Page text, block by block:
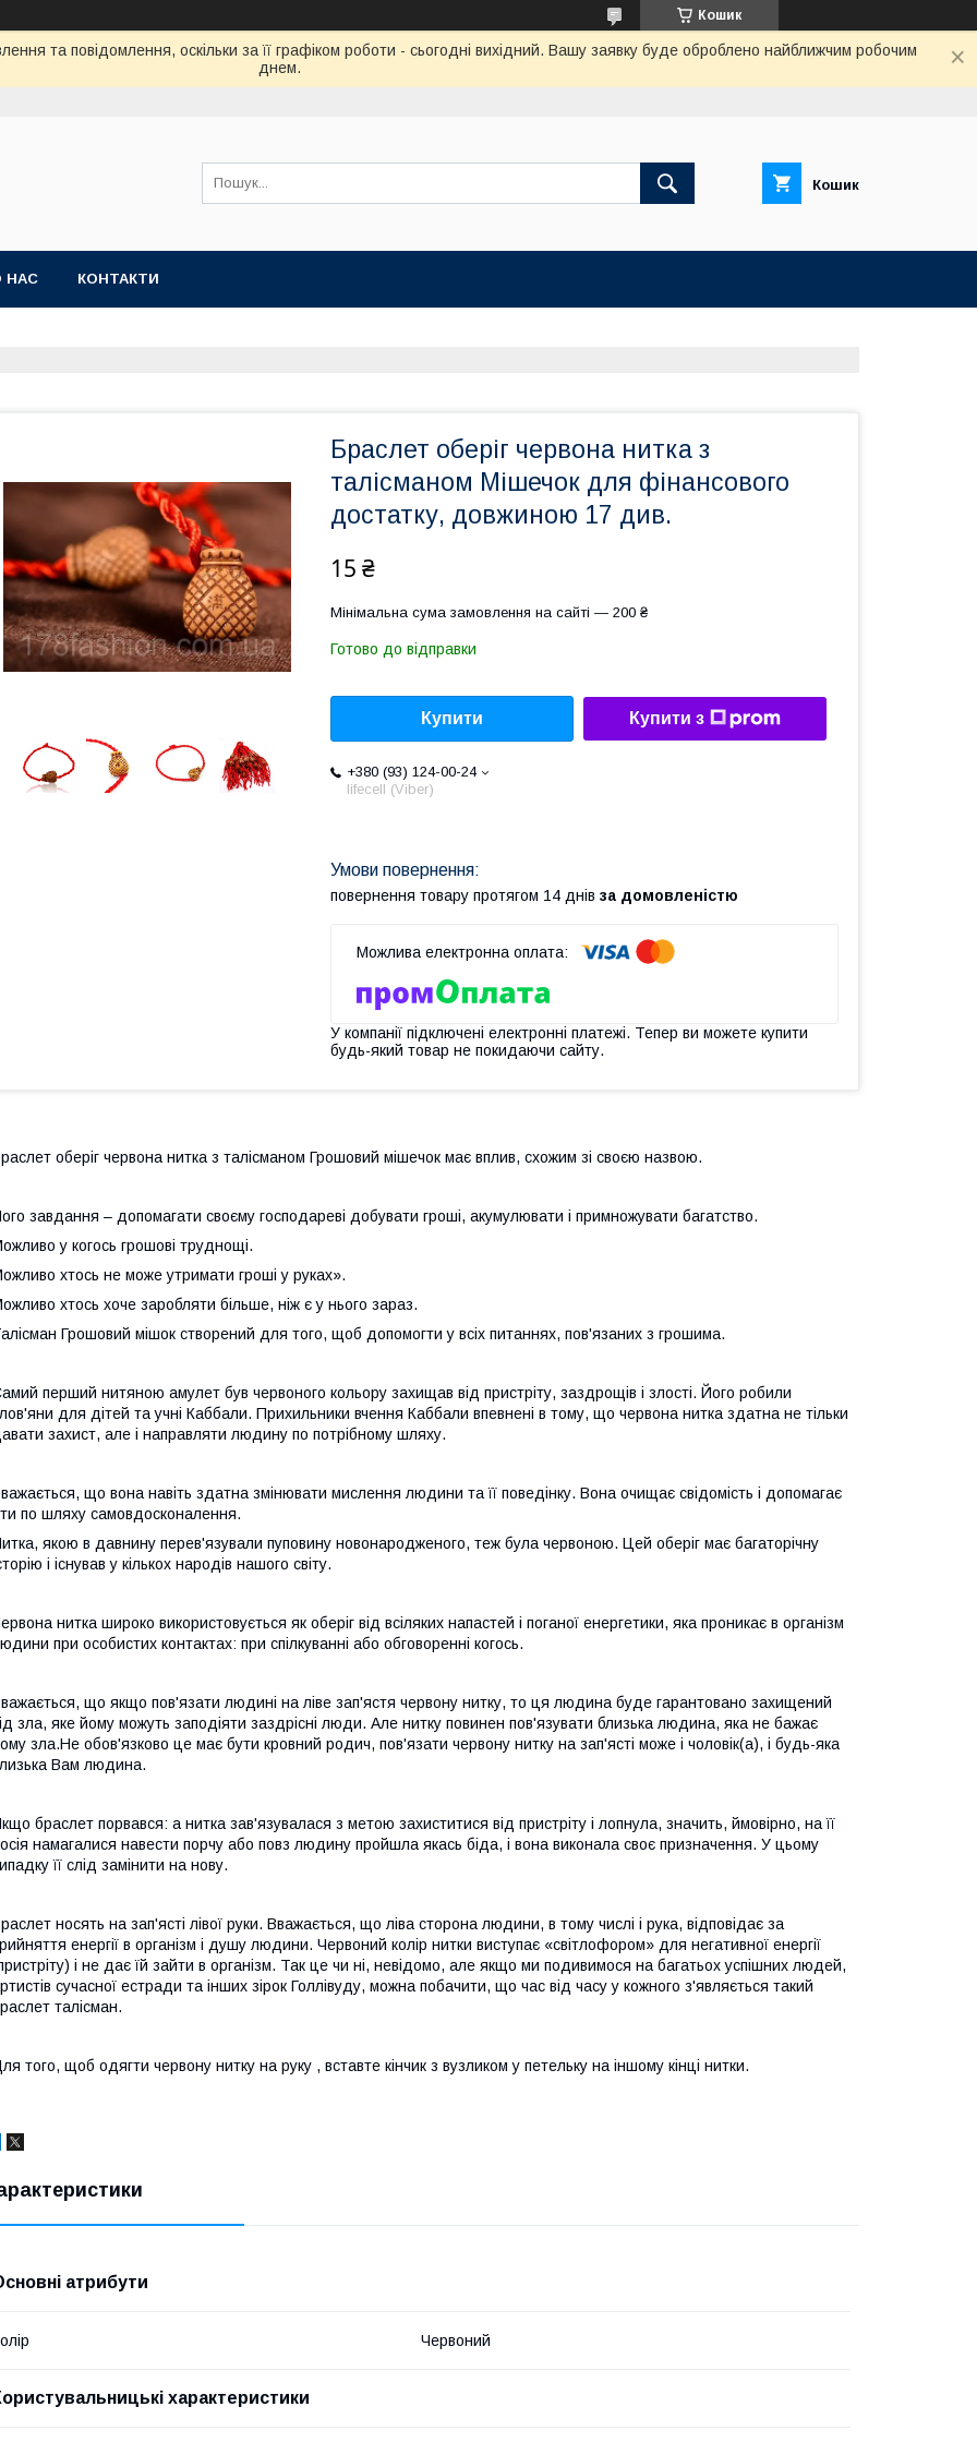
Кошик
та повідомлення, оскільки за її графіком роботи - сьогодні вихідний. Вашу заявку буде оброблено найближчим робочим
днем.
Кошик
НАС КОНТАКТИ
Браслет оберіг червона нитка з
талісманом Мішечок для фінансового
достатку, довжиною 17 див.
15 ₴
Мінімальна сума замовлення на сайті — 200 ₴
Готово до відправки
Купити Купити з
+380 (93) 124-00-24
lifecell (Viber)
повернення товару протягом 14 днів за домовленістю
У компанії підключені електронні платежі. Тепер ви можете купити
будь-який товар не покидаючи сайту.
оберіг червона нитка з талісманом Грошовий мішечок має вплив, схожим зі своєю назвою.
завдання – допомагати своєму господареві добувати гроші, акумулювати і примножувати багатство.
у когось грошові труднощі.
хтось не може утримати гроші у руках».
хтось хоче заробляти більше, ніж є у нього зараз.
Грошовий мішок створений для того, щоб допомогти у всіх питаннях, пов'язаних з грошима.
перший нитяною амулет був червоного кольору захищав від пристріту, заздрощів і злості. Його робили
для дітей та учні Каббали. Прихильники вчення Каббали впевнені в тому, що червона нитка здатна не тільки
захист, але і направляти людину по потрібному шляху.
що вона навіть здатна змінювати мислення людини та її поведінку. Вона очищає свідомість і допомагає
по шляху самовдосконалення.
якою в давнину перев'язували пуповину новонародженого, теж була червоною. Цей оберіг має багаторічну
і існував у кількох народів нашого світу.
нитка широко використовується як оберіг від всіляких напастей і поганої енергетики, яка проникає в організм
при особистих контактах: при спілкуванні або обговоренні когось.
що якщо пов'язати людині на ліве зап'ястя червону нитку, то ця людина буде гарантовано захищений
зла, яке йому можуть заподіяти заздрісні люди. Але нитку повинен пов'язувати близька людина, яка не бажає
зла.Не обов'язково це має бути кровний родич, пов'язати червону нитку на зап'ясті може і чоловік(а), і будь-яка
Вам людина.
браслет порвався: а нитка зав'язувалася з метою захиститися від пристріту і лопнула, значить, ймовірно, на її
намагалися навести порчу або повз людину пройшла якась біда, і вона виконала своє призначення. У цьому
її слід замінити на нову.
носять на зап'ясті лівої руки. Вважається, що ліва сторона людини, в тому числі і рука, відповідає за
енергії в організм і душу людини. Червоний колір нитки виступає «світлофором» для негативної енергії
і не дає їй зайти в організм. Так це чи ні, невідомо, але якщо ми подивимося на багатьох успішних людей,
сучасної естради та інших зірок Голлівуду, можна побачити, що час від часу у кожного з'являється такий
талісман.
того, щоб одягти червону нитку на руку , вставте кінчик з вузликом у петельку на іншому кінці нитки.
атрибути
Червоний
характеристики